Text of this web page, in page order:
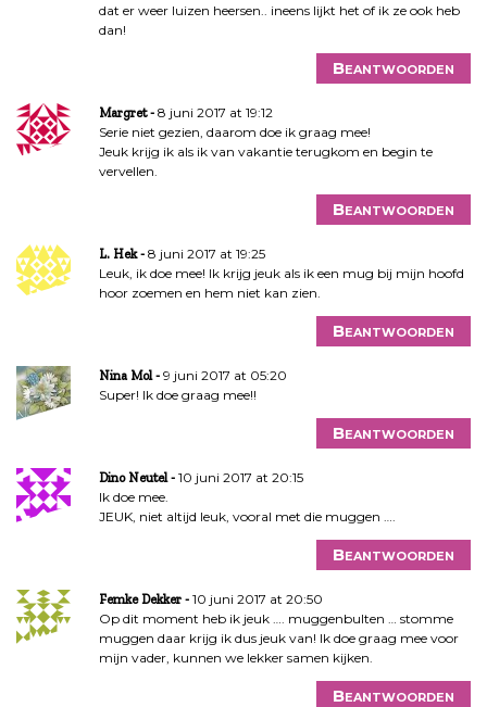
dat er weer luizen heersen.. ineens lijkt het of ik ze ook heb
dan!
Beantwoorden
Margret
8 juni 2017 at 19:12
Serie niet gezien, daarom doe ik graag mee!
Jeuk krijg ik als ik van vakantie terugkom en begin te
vervellen.
Beantwoorden
L. Hek
8 juni 2017 at 19:25
Leuk, ik doe mee! Ik krijg jeuk als ik een mug bij mijn hoofd
hoor zoemen en hem niet kan zien.
Beantwoorden
Nina Mol
9 juni 2017 at 05:20
Super! Ik doe graag mee!!
Beantwoorden
Dino Neutel
10 juni 2017 at 20:15
Ik doe mee.
JEUK, niet altijd leuk, vooral met die muggen ….
Beantwoorden
Femke Dekker
10 juni 2017 at 20:50
Op dit moment heb ik jeuk …. muggenbulten … stomme
muggen daar krijg ik dus jeuk van! Ik doe graag mee voor
mijn vader, kunnen we lekker samen kijken.
Beantwoorden